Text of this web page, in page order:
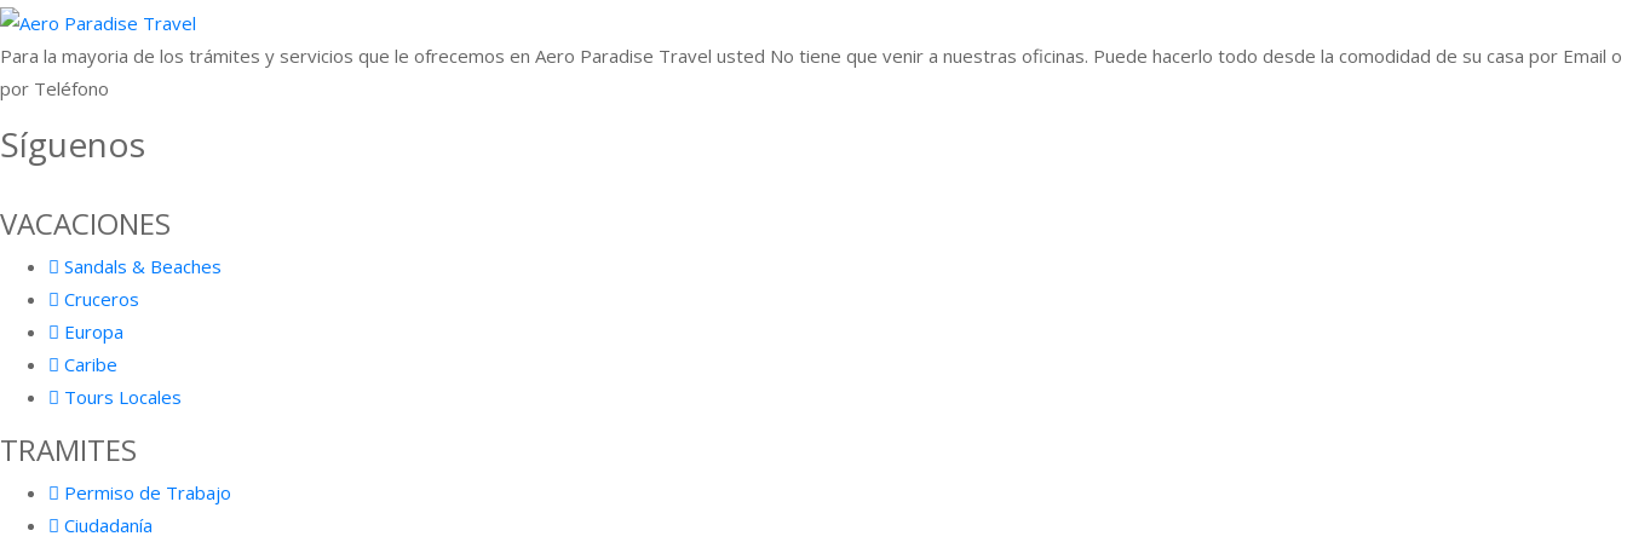
Para la mayoria de los trámites y servicios que le ofrecemos en Aero Paradise Travel usted No tiene que venir a nuestras oficinas. Puede hacerlo todo desde la comodidad de su casa por Email o
por Teléfono
Síguenos
VACACIONES
Sandals & Beaches
Cruceros
Europa
Caribe
Tours Locales
TRAMITES
Permiso de Trabajo
Ciudadanía